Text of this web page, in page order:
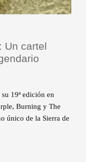
Un cartel
19ª edición en
Burning y The
único de la Sierra de